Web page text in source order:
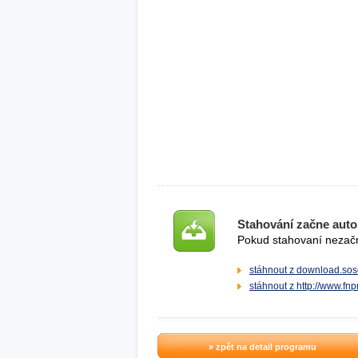
Stahování začne
Pokud stahovaní
stáhnout z
stáhnout z http://
» zpět na detail programu